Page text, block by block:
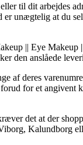
til dit arbejdes
unægtelig at du
|| Eye
den anslåede
af deres
for et angivent
det at der
Kalundborg